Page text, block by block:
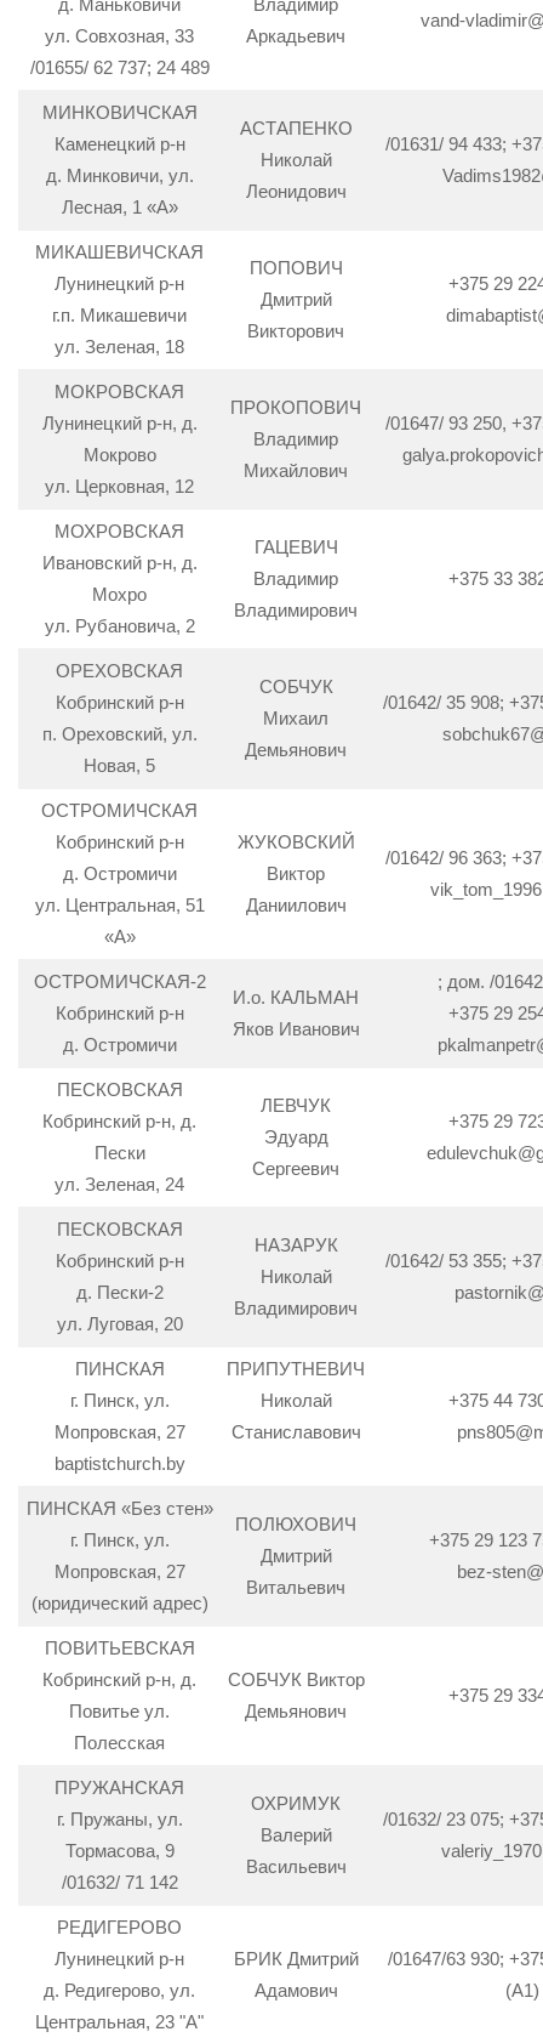
д. Маньковичи
ул. Совхозная, 33
/01655/ 62 737; 24 489
Владимир
Аркадьевич
vand-
МИНКОВИЧСКАЯ
Каменецкий р-н
д. Минковичи, ул.
Лесная, 1 «А»
АСТАПЕНКО
Николай
Леонидович
/01631/ 94 433;
МИКАШЕВИЧСКАЯ
Лунинецкий р-н
г.п. Микашевичи
ул. Зеленая, 18
ПОПОВИЧ
Дмитрий
Викторович
+375 29
МОКРОВСКАЯ
Лунинецкий р-н, д.
Мокрово
ул. Церковная, 12
ПРОКОПОВИЧ
Владимир
Михайлович
/01647/ 93 250,
МОХРОВСКАЯ
Ивановский р-н, д.
Мохро
ул. Рубановича, 2
ГАЦЕВИЧ
Владимир
Владимирович
+375 33
ОРЕХОВСКАЯ
Кобринский р-н
п. Ореховский, ул.
Новая, 5
СОБЧУК
Михаил
Демьянович
/01642/ 35 908;
ОСТРОМИЧСКАЯ
Кобринский р-н
д. Остромичи
ул. Центральная, 51
«А»
ЖУКОВСКИЙ
Виктор
Даниилович
/01642/ 96 363;
ОСТРОМИЧСКАЯ-2
Кобринский р-н
д. Остромичи
И.о. КАЛЬМАН
Яков Иванович
; дом. /
+375 29
ПЕСКОВСКАЯ
Кобринский р-н, д.
Пески
ул. Зеленая, 24
ЛЕВЧУК
Эдуард
Сергеевич
+375 29
ПЕСКОВСКАЯ
Кобринский р-н
д. Пески-2
ул. Луговая, 20
НАЗАРУК
Николай
Владимирович
/01642/ 53 355;
ПИНСКАЯ
г. Пинск, ул.
Мопровская, 27
baptistchurch.by
ПРИПУТНЕВИЧ
Николай
Станиславович
+375 44
ПИНСКАЯ «Без стен»
г. Пинск, ул.
Мопровская, 27
(юридический адрес)
ПОЛЮХОВИЧ
Дмитрий
Витальевич
+375 29 123
bez-
ПОВИТЬЕВСКАЯ
Кобринский р-н, д.
Повитье ул.
Полесская
СОБЧУК Виктор
Демьянович
+375 29
ПРУЖАНСКАЯ
г. Пружаны, ул.
Тормасова, 9
/01632/ 71 142
ОХРИМУК
Валерий
Васильевич
/01632/ 23 075;
РЕДИГЕРОВО
Лунинецкий р-н
д. Редигерово, ул.
Центральная, 23 "А"
БРИК Дмитрий
Адамович
/01647/63 930;
(A1)